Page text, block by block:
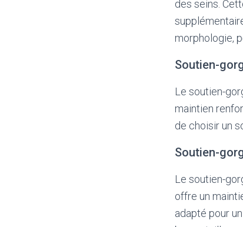
des seins.
morphologie,
Soutien-
Le soutien-
maintien
de choisir un
Soutien-
Le soutien-
offre un
adapté pour